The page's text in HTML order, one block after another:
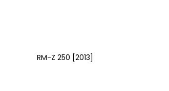
RM-Z 250 [2013]